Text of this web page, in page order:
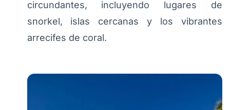
circundantes, incluyendo lugares de
snorkel, islas cercanas y los vibrantes
arrecifes de coral.